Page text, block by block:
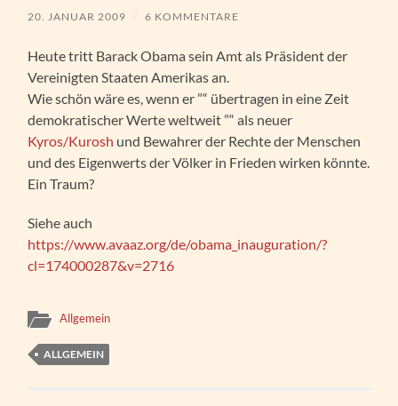
20. JANUAR 2009 / 6 KOMMENTARE
Heute tritt Barack Obama sein Amt als Präsident der
Vereinigten Staaten Amerikas an.
Wie schön wäre es, wenn er ”“ übertragen in eine Zeit
demokratischer Werte weltweit ”“ als neuer
Kyros/Kurosh und Bewahrer der Rechte der Menschen
und des Eigenwerts der Völker in Frieden wirken könnte.
Ein Traum?
Siehe auch
https://www.avaaz.org/de/obama_inauguration/?
cl=174000287&v=2716
Allgemein
ALLGEMEIN